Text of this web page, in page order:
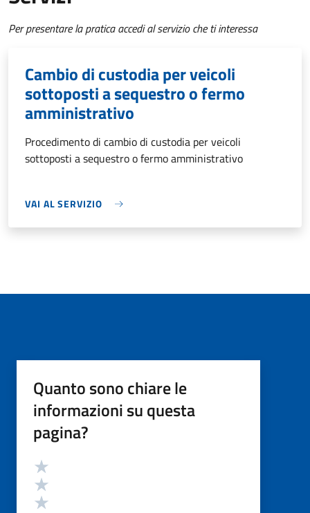
Per presentare la pratica accedi al servizio che ti interessa
Cambio di custodia per veicoli
sottoposti a sequestro o fermo
amministrativo
Procedimento di cambio di custodia per veicoli
sottoposti a sequestro o fermo amministrativo
VAI AL SERVIZIO
Quanto sono chiare le
informazioni su questa
pagina?
Valutazione